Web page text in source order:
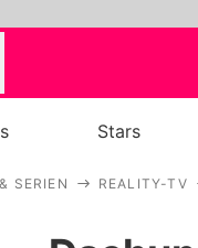
Stars
SERIEN REALITY-TV